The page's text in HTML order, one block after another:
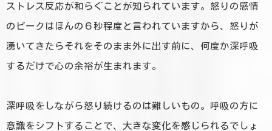
ストレス反応が和らぐことが知られています。怒りの感情
のピークはほんの６秒程度と言われていますから、怒りが
湧いてきたらそれをそのまま外に出す前に、何度か深呼吸
するだけで心の余裕が生まれます。
深呼吸をしながら怒り続けるのは難しいもの。呼吸の方に
意識をシフトすることで、大きな変化を感じられるでしょ